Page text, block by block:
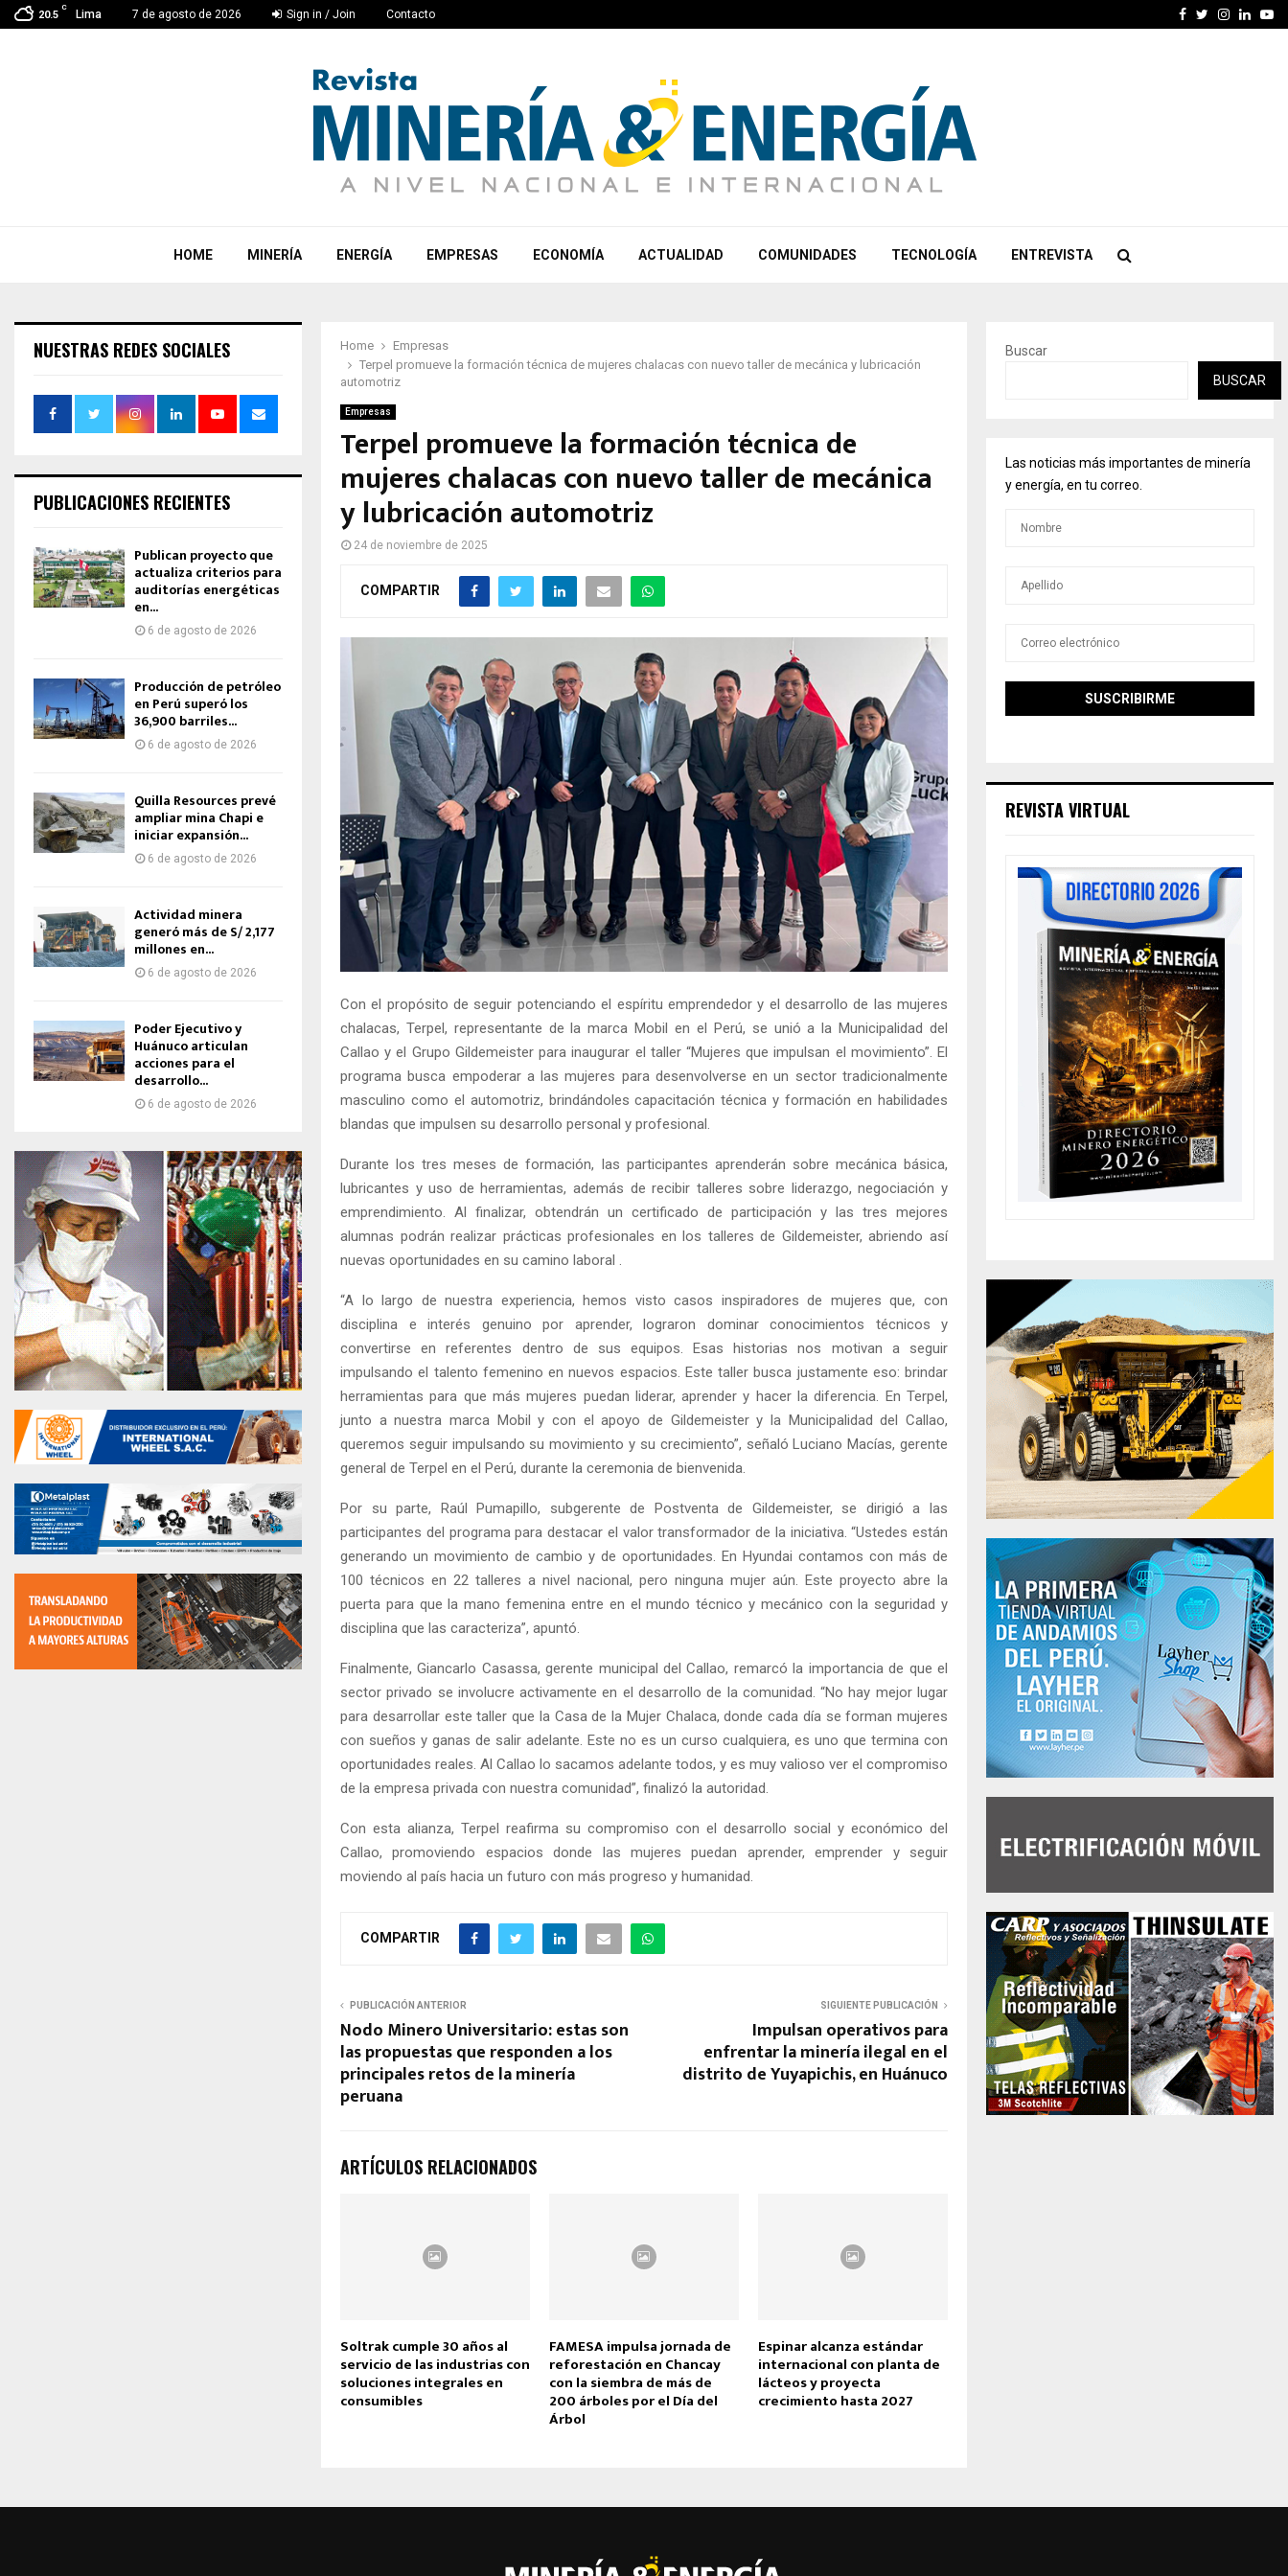
20.5
C
Lima 7 de agosto de 2026 Sign in / Join Contacto Facebook
Twitter
HOME MINERÍA ENERGÍA EMPRESAS ECONOMÍA ACTUALIDAD COMUNIDADES TECNOLOGÍA ENTREVISTA
Home
Empresas
Terpel promueve la formación técnica de mujeres chalacas con nuevo taller de mecánica y lubricación
automotriz
Empresas
Terpel promueve la formación técnica de
mujeres chalacas con nuevo taller de mecánica
y lubricación automotriz
24 de noviembre de 2025
COMPARTIR
Con el propósito de seguir potenciando el espíritu emprendedor y el desarrollo de las mujeres
chalacas, Terpel, representante de la marca Mobil en el Perú, se unió a la Municipalidad del
Callao y el Grupo Gildemeister para inaugurar el taller “Mujeres que impulsan el movimiento”. El
programa busca empoderar a las mujeres para desenvolverse en un sector tradicionalmente
masculino como el automotriz, brindándoles capacitación técnica y formación en habilidades
blandas que impulsen su desarrollo personal y profesional.
Durante los tres meses de formación, las participantes aprenderán sobre mecánica básica,
lubricantes y uso de herramientas, además de recibir talleres sobre liderazgo, negociación y
emprendimiento. Al finalizar, obtendrán un certificado de participación y las tres mejores
alumnas podrán realizar prácticas profesionales en los talleres de Gildemeister, abriendo así
nuevas oportunidades en su camino laboral .
“A lo largo de nuestra experiencia, hemos visto casos inspiradores de mujeres que, con
disciplina e interés genuino por aprender, lograron dominar conocimientos técnicos y
convertirse en referentes dentro de sus equipos. Esas historias nos motivan a seguir
impulsando el talento femenino en nuevos espacios. Este taller busca justamente eso: brindar
herramientas para que más mujeres puedan liderar, aprender y hacer la diferencia. En Terpel,
junto a nuestra marca Mobil y con el apoyo de Gildemeister y la Municipalidad del Callao,
queremos seguir impulsando su movimiento y su crecimiento”, señaló Luciano Macías, gerente
general de Terpel en el Perú, durante la ceremonia de bienvenida.
Por su parte, Raúl Pumapillo, subgerente de Postventa de Gildemeister, se dirigió a las
participantes del programa para destacar el valor transformador de la iniciativa. “Ustedes están
generando un movimiento de cambio y de oportunidades. En Hyundai contamos con más de
100 técnicos en 22 talleres a nivel nacional, pero ninguna mujer aún. Este proyecto abre la
puerta para que la mano femenina entre en el mundo técnico y mecánico con la seguridad y
disciplina que las caracteriza”, apuntó.
Finalmente, Giancarlo Casassa, gerente municipal del Callao, remarcó la importancia de que el
sector privado se involucre activamente en el desarrollo de la comunidad. “No hay mejor lugar
para desarrollar este taller que la Casa de la Mujer Chalaca, donde cada día se forman mujeres
con sueños y ganas de salir adelante. Este no es un curso cualquiera, es uno que termina con
oportunidades reales. Al Callao lo sacamos adelante todos, y es muy valioso ver el compromiso
de la empresa privada con nuestra comunidad”, finalizó la autoridad.
Con esta alianza, Terpel reafirma su compromiso con el desarrollo social y económico del
Callao, promoviendo espacios donde las mujeres puedan aprender, emprender y seguir
moviendo al país hacia un futuro con más progreso y humanidad.
COMPARTIR
PUBLICACIÓN ANTERIOR
Nodo Minero Universitario: estas son
las propuestas que responden a los
principales retos de la minería
peruana
SIGUIENTE PUBLICACIÓN
Impulsan operativos para
enfrentar la minería ilegal en el
distrito de Yuyapichis, en Huánuco
ARTÍCULOS RELACIONADOS
Soltrak cumple 30 años al
servicio de las industrias con
soluciones integrales en
consumibles
FAMESA impulsa jornada de
reforestación en Chancay
con la siembra de más de
200 árboles por el Día del
Árbol
Espinar alcanza estándar
internacional con planta de
lácteos y proyecta
crecimiento hasta 2027
NUESTRAS REDES SOCIALES
PUBLICACIONES RECIENTES
Publican proyecto que
actualiza criterios para
auditorías energéticas
en...
6 de agosto de 2026
Producción de petróleo
en Perú superó los
36,900 barriles...
6 de agosto de 2026
Quilla Resources prevé
ampliar mina Chapi e
iniciar expansión...
6 de agosto de 2026
Actividad minera
generó más de S/ 2,177
millones en...
6 de agosto de 2026
Poder Ejecutivo y
Huánuco articulan
acciones para el
desarrollo...
6 de agosto de 2026
Buscar
BUSCAR
Las noticias más importantes de minería
y energía, en tu correo.
REVISTA VIRTUAL